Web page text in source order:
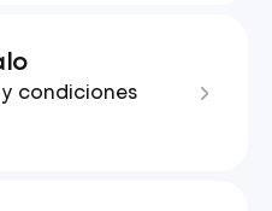
condiciones